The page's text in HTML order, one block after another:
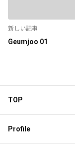
新しい記事
Geumjoo 01
TOP
Profile